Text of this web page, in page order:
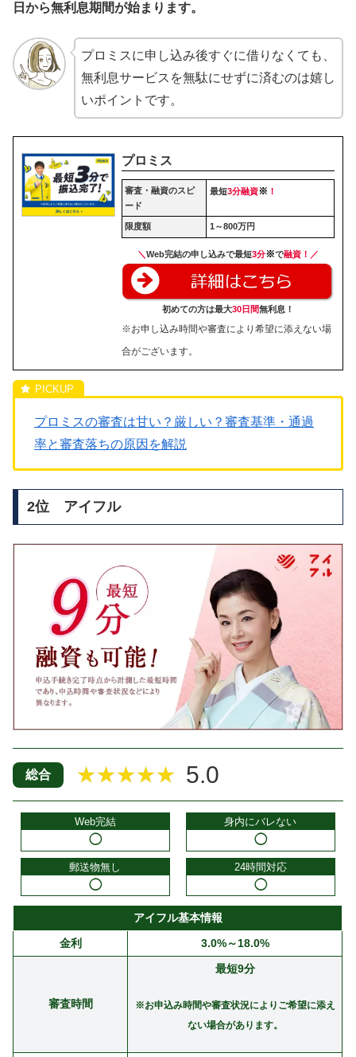
日から無利息期間が始まります。
プロミスに申し込み後すぐに借りなくても、
無利息サービスを無駄にせずに済むのは嬉し
いポイントです。
プロミス
審査・融資のスピ
ード
最短3分融資※ ！
限度額 1～800万円
＼Web完結の申し込みで最短3分※で融資！／
初めての方は最大30日間無利息！
※お申し込み時間や審査により希望に添えない場
合がございます。
プロミスの審査は甘い？厳しい？審査基準・通過
率と審査落ちの原因を解説
2位 アイフル
総合 ★★★★★ 5.0
Web完結
◯
身内にバレない
◯
郵送物無し
◯
24時間対応
◯
アイフル基本情報
金利
3.0%～18.0%
審査時間
最短9分
※お申込み時間や審査状況によりご希望に添え
ない場合があります。